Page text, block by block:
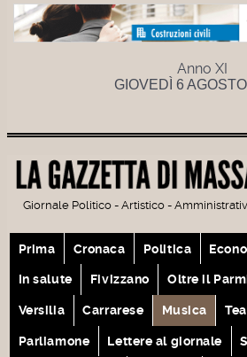
Anno XI
GIOVEDÌ 6
Giornale Politico - Artistico -
Prima Cronaca Politica
In salute Fivizzano Oltre il
Versilia Carrarese Musica
Parliamone Lettere al giornale